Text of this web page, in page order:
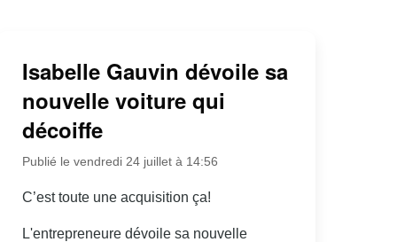
Isabelle Gauvin dévoile sa
nouvelle voiture qui
décoiffe
Publié le vendredi 24 juillet à 14:56
C’est toute une acquisition ça!
L'entrepreneure dévoile sa nouvelle